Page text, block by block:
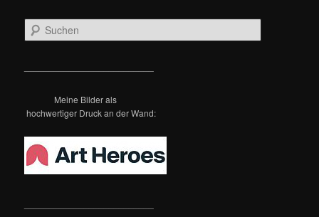
u
Meine Bilder als
hochwertiger Druck an der Wand: